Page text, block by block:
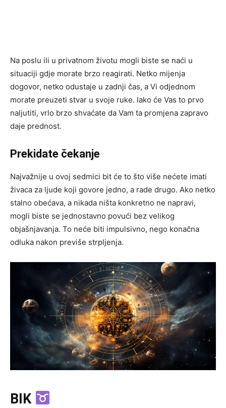
Na poslu ili u privatnom životu mogli biste se naći u
situaciji gdje morate brzo reagirati. Netko mijenja
dogovor, netko odustaje u zadnji čas, a Vi odjednom
morate preuzeti stvar u svoje ruke. Iako će Vas to prvo
naljutiti, vrlo brzo shvaćate da Vam ta promjena zapravo
daje prednost.
Prekidate čekanje
Najvažnije u ovoj sedmici bit će to što više nećete imati
živaca za ljude koji govore jedno, a rade drugo. Ako netko
stalno obećava, a nikada ništa konkretno ne napravi,
mogli biste se jednostavno povući bez velikog
objašnjavanja. To neće biti impulsivno, nego konačna
odluka nakon previše strpljenja.
BIK